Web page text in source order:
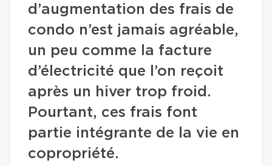
d’augmentation des frais de
condo n’est jamais agréable,
un peu comme la facture
d’électricité que l’on reçoit
après un hiver trop froid.
Pourtant, ces frais font
partie intégrante de la vie en
copropriété.